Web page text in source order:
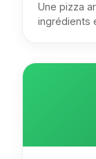
Une pizza
ingrédients
préparées